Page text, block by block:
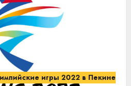
игры 2022 в Пекине.